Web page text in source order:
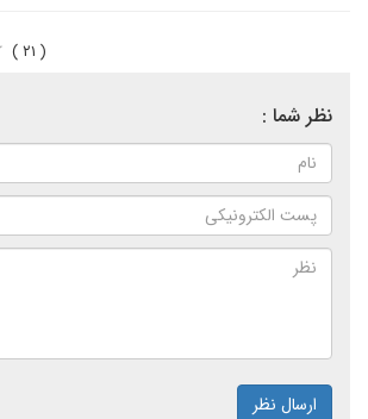
( ۲۱ )
نظر شما :
ارسال نظر